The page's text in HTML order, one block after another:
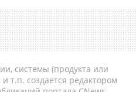
системы (продукта или
т.п. создается редактором